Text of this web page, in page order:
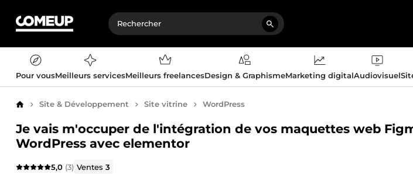
Pour vousMeilleurs servicesMeilleurs freelancesDesign & GraphismeMarketing digitalAudiovisuel
AccueilSite & Développement Site vitrine WordPress
Je vais m'occuper de l'intégration de vos maquettes web
WordPress avec elementor
5,0 (3) Ventes3